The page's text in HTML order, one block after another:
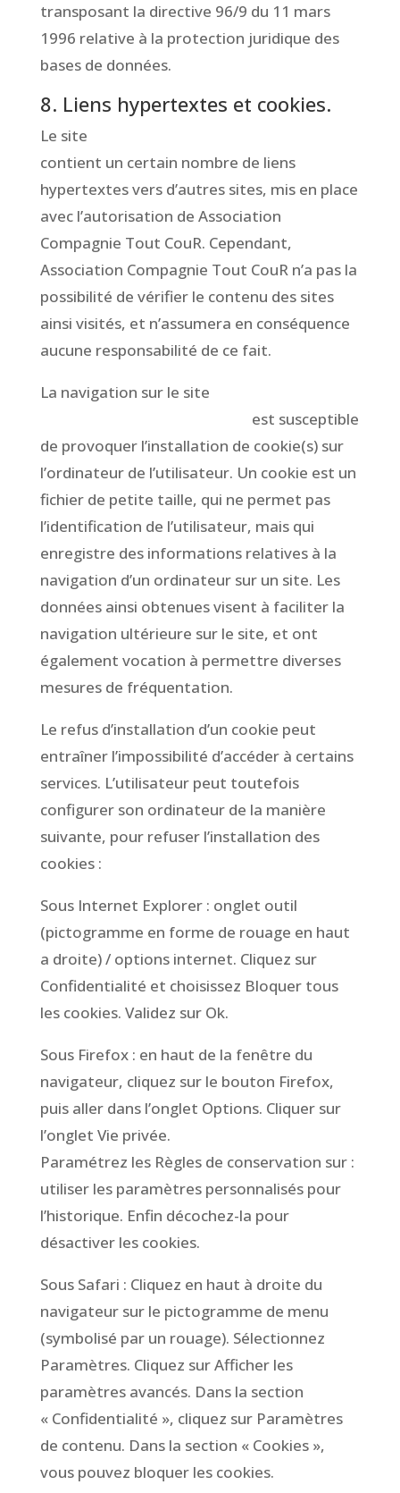
transposant la directive 96/9 du 11 mars
1996 relative à la protection juridique des
bases de données.
8. Liens hypertextes et cookies.
Le site
contient un certain nombre de liens
hypertextes vers d’autres sites, mis en place
avec l’autorisation de Association
Compagnie Tout CouR. Cependant,
Association Compagnie Tout CouR n’a pas la
possibilité de vérifier le contenu des sites
ainsi visités, et n’assumera en conséquence
aucune responsabilité de ce fait.
La navigation sur le site
est susceptible
de provoquer l’installation de cookie(s) sur
l’ordinateur de l’utilisateur. Un cookie est un
fichier de petite taille, qui ne permet pas
l’identification de l’utilisateur, mais qui
enregistre des informations relatives à la
navigation d’un ordinateur sur un site. Les
données ainsi obtenues visent à faciliter la
navigation ultérieure sur le site, et ont
également vocation à permettre diverses
mesures de fréquentation.
Le refus d’installation d’un cookie peut
entraîner l’impossibilité d’accéder à certains
services. L’utilisateur peut toutefois
configurer son ordinateur de la manière
suivante, pour refuser l’installation des
cookies :
Sous Internet Explorer : onglet outil
(pictogramme en forme de rouage en haut
a droite) / options internet. Cliquez sur
Confidentialité et choisissez Bloquer tous
les cookies. Validez sur Ok.
Sous Firefox : en haut de la fenêtre du
navigateur, cliquez sur le bouton Firefox,
puis aller dans l’onglet Options. Cliquer sur
l’onglet Vie privée.
Paramétrez les Règles de conservation sur :
utiliser les paramètres personnalisés pour
l’historique. Enfin décochez-la pour
désactiver les cookies.
Sous Safari : Cliquez en haut à droite du
navigateur sur le pictogramme de menu
(symbolisé par un rouage). Sélectionnez
Paramètres. Cliquez sur Afficher les
paramètres avancés. Dans la section
« Confidentialité », cliquez sur Paramètres
de contenu. Dans la section « Cookies »,
vous pouvez bloquer les cookies.